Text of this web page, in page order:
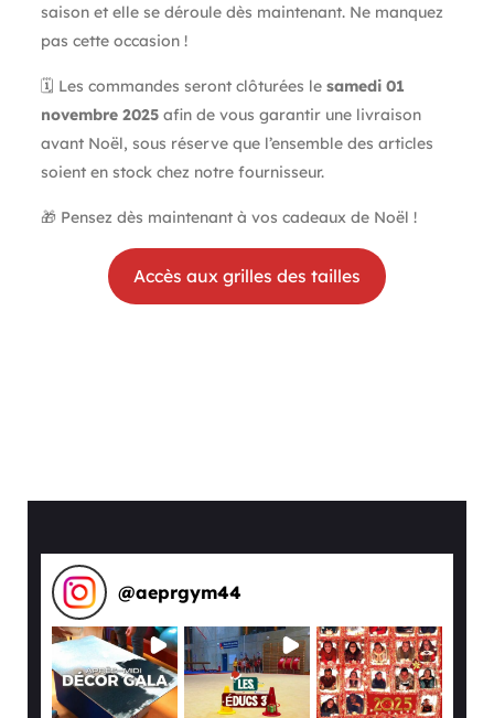
saison et elle se déroule dès maintenant. Ne manquez
pas cette occasion !
🗓️ Les commandes seront clôturées le samedi 01
novembre 2025 afin de vous garantir une livraison
avant Noël, sous réserve que l’ensemble des articles
soient en stock chez notre fournisseur.
🎁 Pensez dès maintenant à vos cadeaux de Noël !
Accès aux grilles des tailles
@aeprgym44